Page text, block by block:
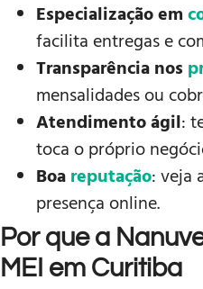
Especialização em
facilita entregas e
Transparência nos
mensalidades ou
Atendimento ágil:
toca o próprio
Boareputação: veja
presença online.
Por que a
MEI em Curitiba